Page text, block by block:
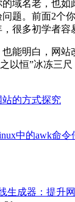
域名老，也如
题。前面2个
很多初学者容
明白，网站
以恒”冰冻三尺
站的方式探究
中的awk命令
生成器：提升